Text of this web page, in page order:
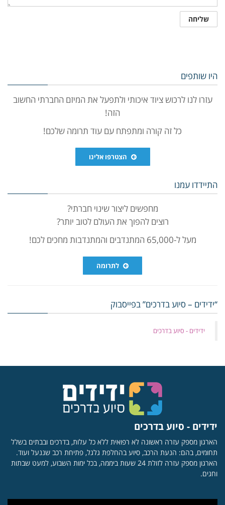
היו שותפים
עזרו לנו לרכוש ציוד איכותי ולתפעל את המיזם החברתי החשוב
הזה!
כל זה קורה ומתפתח עם עוד תרומה שלכם!
הצטרפו אלינו
התיידדו עמנו
מחפשים ליצור שינוי חברתי?
רוצים להפוך את העולם לטוב יותר?
מעל ל-65,000 המתנדבים והמתנדבות מחכים לכם!
לתרומה
“ידידים – סיוע בדרכים” בפייסבוק
‏ידידים - סיוע בדרכים
ידידים - סיוע בדרכים
הארגון מספק עזרה ראשונה לא רפואית ללא כל עלות, בדרכים ובבתים בשלל
תחומים, בהם: הנעת הרכב, סיוע בהחלפת גלגל, פתיחת רכב שננעל ועוד.
הארגון מספק עזרה לזולת 24 שעות ביממה, בכל ימות השבוע, למעט שבתות
וחגים.